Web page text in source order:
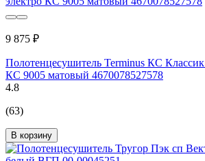
9 875 ₽
Полотенцесушитель Terminus КС
КС 9005 матовый 4670078527578
4.8
(63)
В корзину